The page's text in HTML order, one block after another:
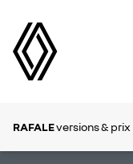
RAFALEversions & prix